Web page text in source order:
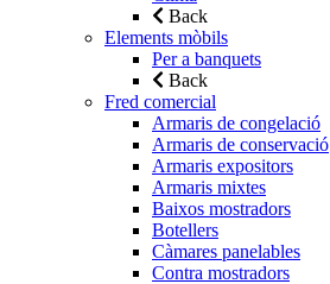
Back
Elements mòbils
Per a banquets
Back
Fred comercial
Armaris de congelació
Armaris de conservació
Armaris expositors
Armaris mixtes
Baixos mostradors
Botellers
Càmares panelables
Contra mostradors